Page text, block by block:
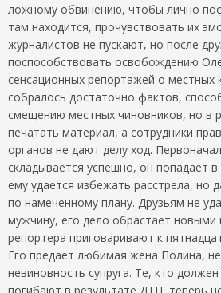
ложному обвинению, чтобы лично
там находится, прочувствовать их
журналистов не пускают, но после
поспособствовать освобождению
сенсационных репортажей о местных
собралось достаточно фактов,
смещению местных чиновников, но в
печатать материал, а сотрудники
органов не дают делу ход.
складывается успешно, он попадает
ему удается избежать расстрела, но
по намеченному плану. Друзьям не
мужчину, его дело обрастает новыми
репортера приговаривают к
Его предает любимая жена Полина,
невиновность супруга. Те, кто
погибают в результате ДТП, теперь